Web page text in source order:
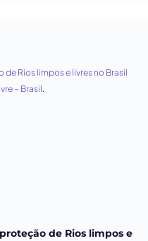
Rios limpos e livres no Brasil
– Brasil.
de Rios limpos e